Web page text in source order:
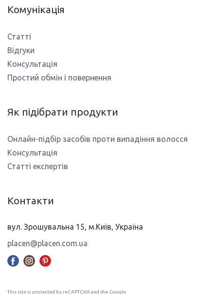
Комунікація
Статті
Відгуки
Консультація
Простий обмін і повернення
Як підібрати продукти
Онлайн-підбір засобів проти випадіння волосся
Консультація
Статті експертів
Контакти
вул. Зрошувальна 15, м.Київ, Україна
placen@placen.com.ua
This site is protected by reCAPTCHA and the Google